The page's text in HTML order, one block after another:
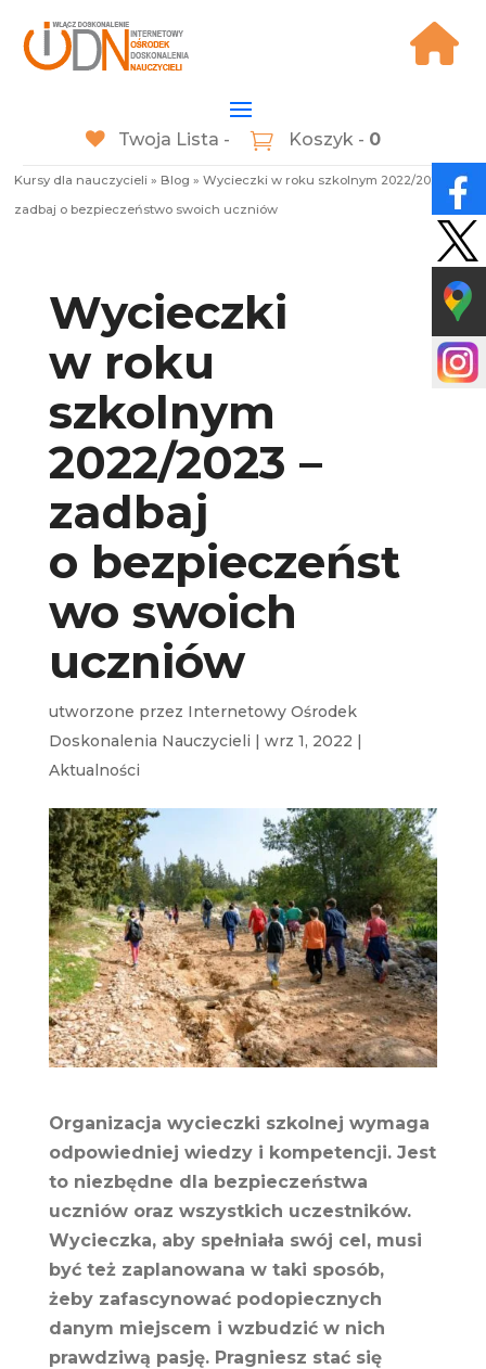
Twoja Lista - Koszyk - 0
Kursy dla nauczycieli » Blog »Wycieczki w roku szkolnym 2022/2023 –
zadbaj o bezpieczeństwo swoich uczniów
Wycieczki
w roku
szkolnym
2022/2023 –
zadbaj
o bezpieczeńst
wo swoich
uczniów
utworzone przez Internetowy Ośrodek
Doskonalenia Nauczycieli | wrz 1, 2022 |
Aktualności
Organizacja wycieczki szkolnej wymaga
odpowiedniej wiedzy i kompetencji. Jest
to niezbędne dla bezpieczeństwa
uczniów oraz wszystkich uczestników.
Wycieczka, aby spełniała swój cel, musi
być też zaplanowana w taki sposób,
żeby zafascynować podopiecznych
danym miejscem i wzbudzić w nich
prawdziwą pasję. Pragniesz stać się